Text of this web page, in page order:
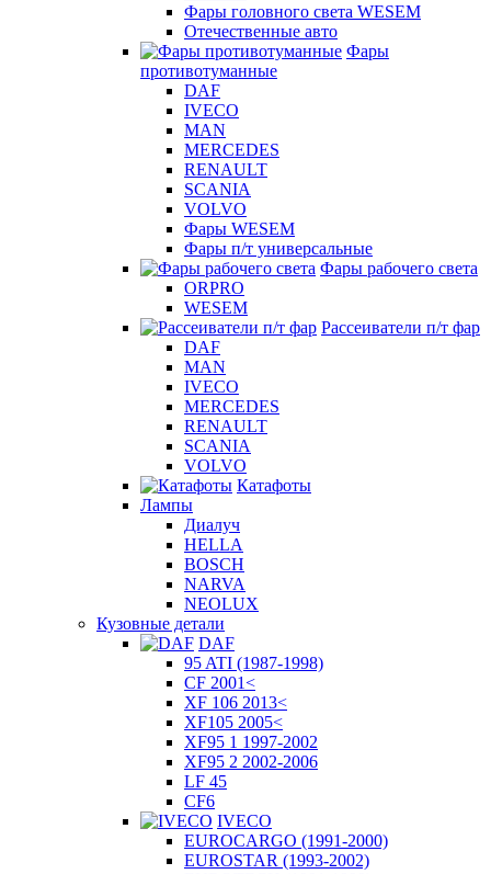
Фары головного света WESEM
Отечественные авто
Фары
противотуманные
DAF
IVECO
MAN
MERCEDES
RENAULT
SCANIA
VOLVO
Фары WESEM
Фары п/т универсальные
Фары рабочего света
ORPRO
WESEM
Рассеиватели п/т фар
DAF
MAN
IVECO
MERCEDES
RENAULT
SCANIA
VOLVO
Катафоты
Лампы
Диалуч
HELLA
BOSCH
NARVA
NEOLUX
Кузовные детали
DAF
95 ATI (1987-1998)
CF 2001<
XF 106 2013<
XF105 2005<
XF95 1 1997-2002
XF95 2 2002-2006
LF 45
CF6
IVECO
EUROCARGO (1991-2000)
EUROSTAR (1993-2002)